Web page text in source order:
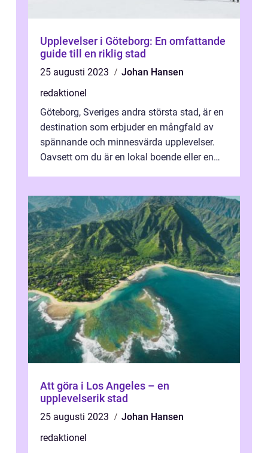
Upplevelser i Göteborg: En omfattande
guide till en riklig stad
25 augusti 2023
Johan Hansen
redaktionel
Göteborg, Sveriges andra största stad, är en
destination som erbjuder en mångfald av
spännande och minnesvärda upplevelser.
Oavsett om du är en lokal boende eller en
Att göra i Los Angeles – en
upplevelserik stad
25 augusti 2023
Johan Hansen
redaktionel